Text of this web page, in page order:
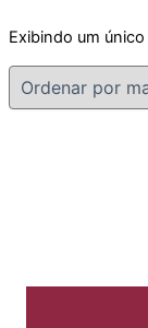
Exibindo um